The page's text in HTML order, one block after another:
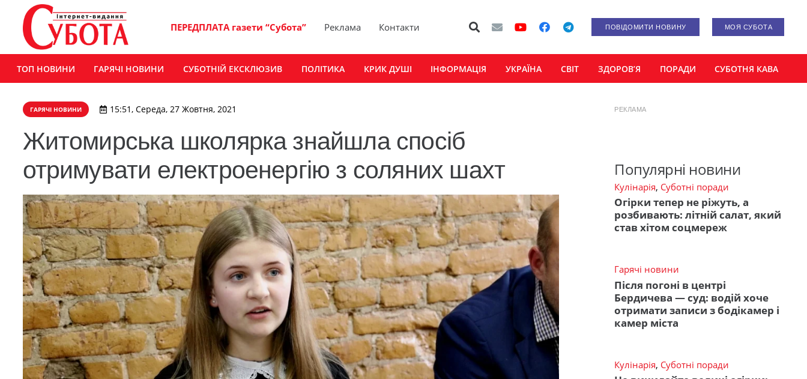
ПЕРЕДПЛАТА газети “Субота” Реклама Контакти ПОВІДОМИТИ НОВИНУ МОЯ СУБОТА
ТОП НОВИНИ ГАРЯЧІ НОВИНИ СУБОТНІЙ ЕКСКЛЮЗИВ ПОЛІТИКА КРИК ДУШІ ІНФОРМАЦІЯ УКРАЇНА СВІТ ЗДОРОВ’Я ПОРАДИ СУБОТНЯ КАВА
ГАРЯЧІ НОВИНИ 15:51, Середа, 27 Жовтня, 2021
Житомирська школярка знайшла спосіб
отримувати електроенергію з соляних шахт
РЕКЛАМА
Популярні новини
Кулінарія, Суботні поради
Огірки тепер не ріжуть, а
розбивають: літній салат, який
став хітом соцмереж
Гарячі новини
Після погоні в центрі
Бердичева — суд: водій хоче
отримати записи з бодікамер і
камер міста
Кулінарія, Суботні поради